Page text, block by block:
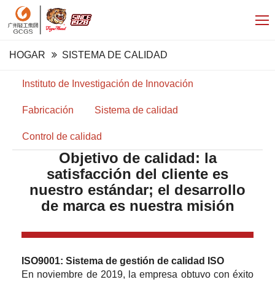
HOGAR SISTEMA DE CALIDAD
Instituto de Investigación de Innovación
Fabricación Sistema de calidad
Control de calidad
Objetivo de calidad: la
satisfacción del cliente es
nuestro estándar; el desarrollo
de marca es nuestra misión
ISO9001: Sistema de gestión de calidad ISO
En noviembre de 2019, la empresa obtuvo con éxito